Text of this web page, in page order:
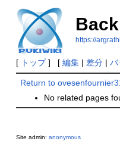
https://
[ トップ] [ 編集| 差分| バ
Return to
No related pages
Site admin: anonymous